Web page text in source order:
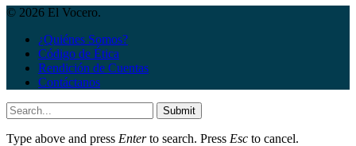
© 2026 El Vocero.
¿Quiénes Somos?
Código de Ética
Rendición de Cuentas
Contáctanos
Submit
Type above and press Enterto search. Press Esc to cancel.